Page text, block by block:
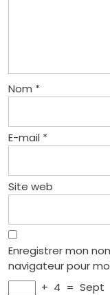
Nom *
E-mail *
Site web
Enregistrer mon
navigateur pour
+ 4 = Sept